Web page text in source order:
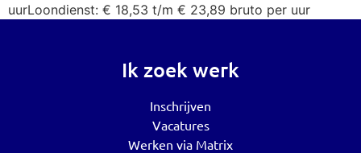
uurLoondienst: € 18,53 t/m € 23,89 bruto per uur
Ik zoek werk
Inschrijven
Vacatures
Werken via Matrix